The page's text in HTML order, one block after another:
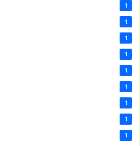
1
1
1
1
1
1
1
1
1